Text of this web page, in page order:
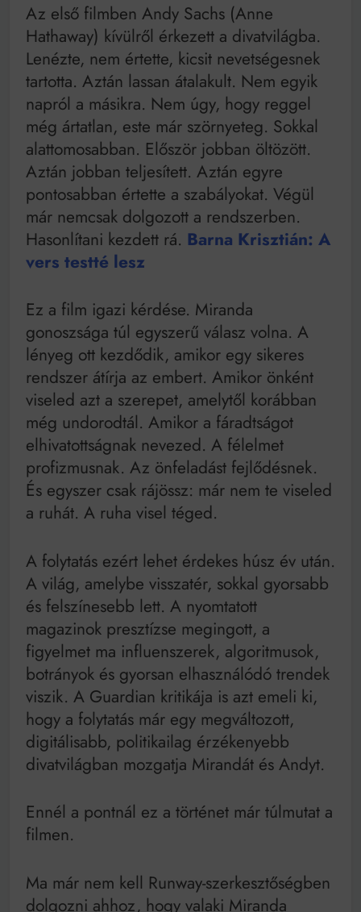
Az első filmben Andy Sachs (Anne
Hathaway) kívülről érkezett a divatvilágba.
Lenézte, nem értette, kicsit nevetségesnek
tartotta. Aztán lassan átalakult. Nem egyik
napról a másikra. Nem úgy, hogy reggel
még ártatlan, este már szörnyeteg. Sokkal
alattomosabban. Először jobban öltözött.
Aztán jobban teljesített. Aztán egyre
pontosabban értette a szabályokat. Végül
már nemcsak dolgozott a rendszerben.
Hasonlítani kezdett rá. Barna Krisztián: A
vers testté lesz
Ez a film igazi kérdése. Miranda
gonoszsága túl egyszerű válasz volna. A
lényeg ott kezdődik, amikor egy sikeres
rendszer átírja az embert. Amikor önként
viseled azt a szerepet, amelytől korábban
még undorodtál. Amikor a fáradtságot
elhivatottságnak nevezed. A félelmet
profizmusnak. Az önfeladást fejlődésnek.
És egyszer csak rájössz: már nem te viseled
a ruhát. A ruha visel téged.
A folytatás ezért lehet érdekes húsz év után.
A világ, amelybe visszatér, sokkal gyorsabb
és felszínesebb lett. A nyomtatott
magazinok presztízse megingott, a
figyelmet ma influenszerek, algoritmusok,
botrányok és gyorsan elhasználódó trendek
viszik. A Guardian kritikája is azt emeli ki,
hogy a folytatás már egy megváltozott,
digitálisabb, politikailag érzékenyebb
divatvilágban mozgatja Mirandát és Andyt.
Ennél a pontnál ez a történet már túlmutat a
filmen.
Ma már nem kell Runway-szerkesztőségben
dolgozni ahhoz, hogy valaki Miranda